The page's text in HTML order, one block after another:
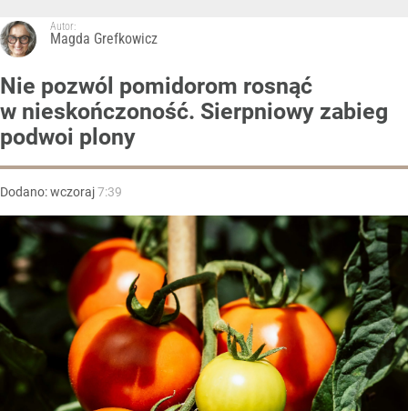
Autor:
Magda Grefkowicz
Nie pozwól pomidorom rosnąć
w nieskończoność. Sierpniowy zabieg
podwoi plony
Dodano:wczoraj7:39